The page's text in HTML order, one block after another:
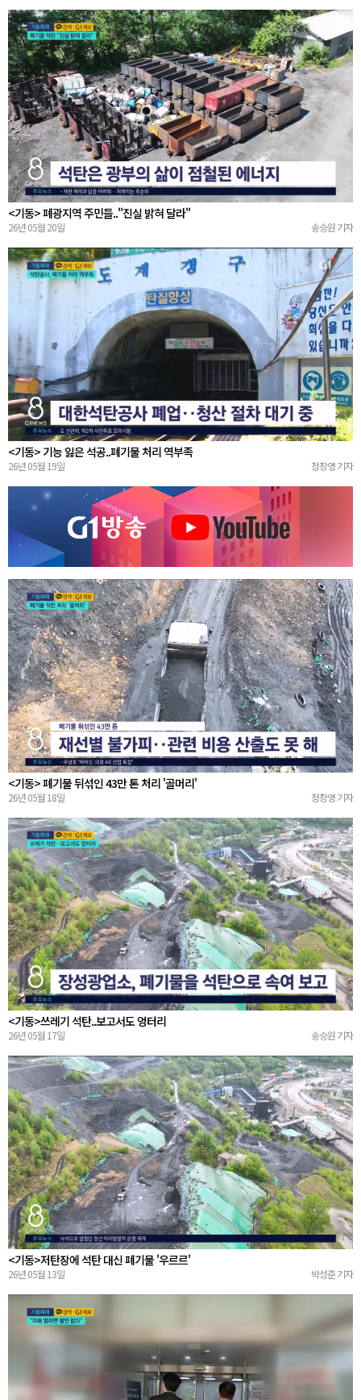
<기동> 폐광지역 주민들.."진실 밝혀 달라"
26년 05월 20일 송승원 기자
<기동> 기능 잃은 석공..폐기물 처리 역부족
26년 05월 19일 정창영 기자
<기동> 폐기물 뒤섞인 43만 톤 처리 '골머리'
26년 05월 18일 정창영 기자
<기동>쓰레기 석탄..보고서도 엉터리
26년 05월 17일 송승원 기자
<기동>저탄장에 석탄 대신 폐기물 '우르르'
26년 05월 13일 박성준 기자